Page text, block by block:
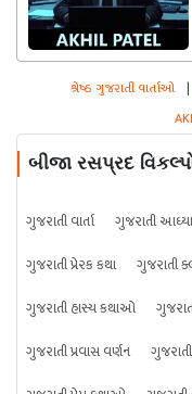
શ્રેષ્ઠ ગુજરાતી વાર્તાઓ |
બીજા રસપ્રદ
ગુજરાતી વાર્તા ગુજરાતી
ગુજરાતી પ્રેરક કથા
ગુજરાતી
ગુજરાતી હાસ્ય કથાઓ
ગુજરાતી પ્રવાસ વર્ણન